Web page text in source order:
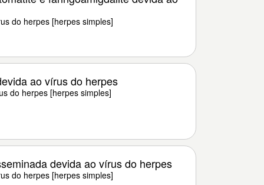
do herpes [herpes simples]
ao vírus do herpes
do herpes [herpes simples]
devida ao vírus do herpes
do herpes [herpes simples]